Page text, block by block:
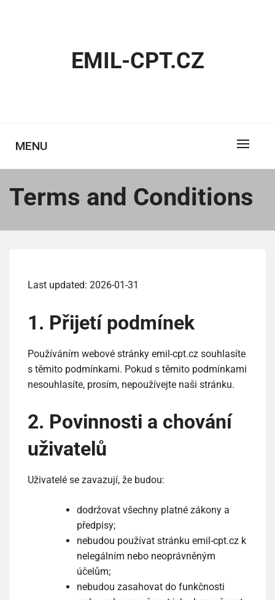
EMIL-CPT.CZ
MENU
Terms and Conditions
Last updated: 2026-01-31
1. Přijetí podmínek
Používáním webové stránky emil-cpt.cz souhlasíte
s těmito podmínkami. Pokud s těmito podmínkami
nesouhlasíte, prosím, nepoužívejte naši stránku.
2. Povinnosti a chování
uživatelů
Uživatelé se zavazují, že budou:
dodržovat všechny platné zákony a
předpisy;
nebudou používat stránku emil-cpt.cz k
nelegálním nebo neoprávněným
účelům;
nebudou zasahovat do funkčnosti